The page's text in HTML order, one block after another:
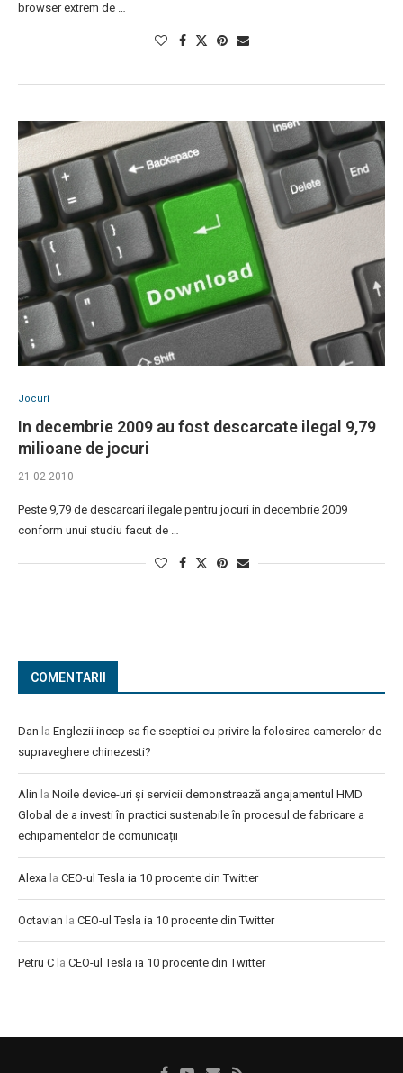
browser extrem de …
Jocuri
In decembrie 2009 au fost descarcate ilegal 9,79
milioane de jocuri
21-02-2010
Peste 9,79 de descarcari ilegale pentru jocuri in decembrie 2009
conform unui studiu facut de …
COMENTARII
Dan la Englezii incep sa fie sceptici cu privire la folosirea camerelor de
supraveghere chinezesti?
Alin la Noile device-uri și servicii demonstrează angajamentul HMD
Global de a investi în practici sustenabile în procesul de fabricare a
echipamentelor de comunicații
Alexa la CEO-ul Tesla ia 10 procente din Twitter
Octavian la CEO-ul Tesla ia 10 procente din Twitter
Petru C la CEO-ul Tesla ia 10 procente din Twitter